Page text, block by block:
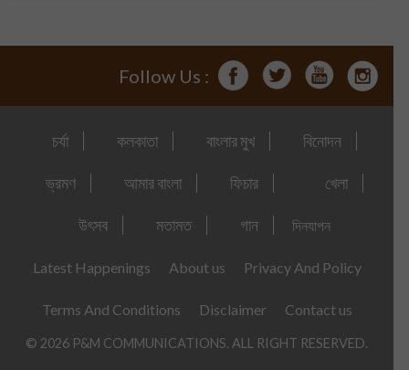
Follow Us :
চর্যা কলকাতা বাংলার মুখ বিনোদন
ভ্রমণ আমার বাংলা ফিচার খেলা
উৎসব মতামত গান দিনযাপন
Latest Happenings About us Privacy And Policy
Terms And Conditions Disclaimer Contact us
© 2026 P&M COMMUNICATIONS. ALL RIGHT RESERVED.